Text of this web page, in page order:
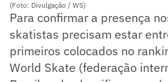
(Foto: Divulgação / WS)
Para confirmar a presença
skatistas precisam estar
primeiros colocados no
World Skate (federação